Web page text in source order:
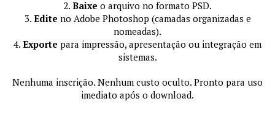
2. Baixe o arquivo no formato PSD.
3. Edite no Adobe Photoshop (camadas organizadas e
nomeadas).
4. Exporte para impressão, apresentação ou integração em
sistemas.
Nenhuma inscrição. Nenhum custo oculto. Pronto para uso
imediato após o download.